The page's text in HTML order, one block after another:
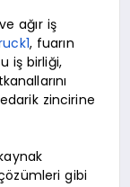
ağır iş
, fuarın
iş birliği,
zincirine
gibi